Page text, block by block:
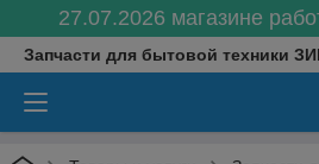
27.07.2026 магазине
Запчасти для бытовой техники